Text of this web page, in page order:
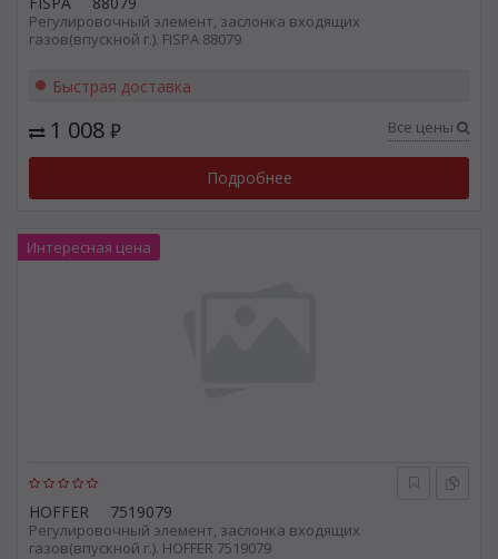
Регулировочный элемент, заслонка входящих
газов(впускной г.). FISPA 88079
Быстрая доставка
1 008 ₽ Все цены
Подробнее
HOFFER 7519079
Регулировочный элемент, заслонка входящих
газов(впускной г.). HOFFER 7519079
Интересная цена